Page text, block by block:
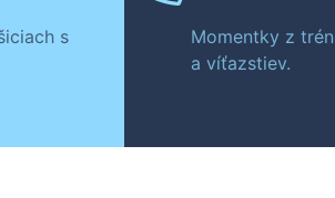
s
Momentky z
a víťazstiev.